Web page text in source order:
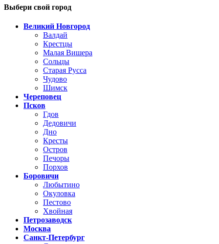
Выбери свой город
Великий Новгород
Валдай
Крестцы
Малая Вишера
Сольцы
Старая Русса
Чудово
Шимск
Череповец
Псков
Гдов
Дедовичи
Дно
Кресты
Остров
Печоры
Порхов
Боровичи
Любытино
Окуловка
Пестово
Хвойная
Петрозаводск
Москва
Санкт-Петербург